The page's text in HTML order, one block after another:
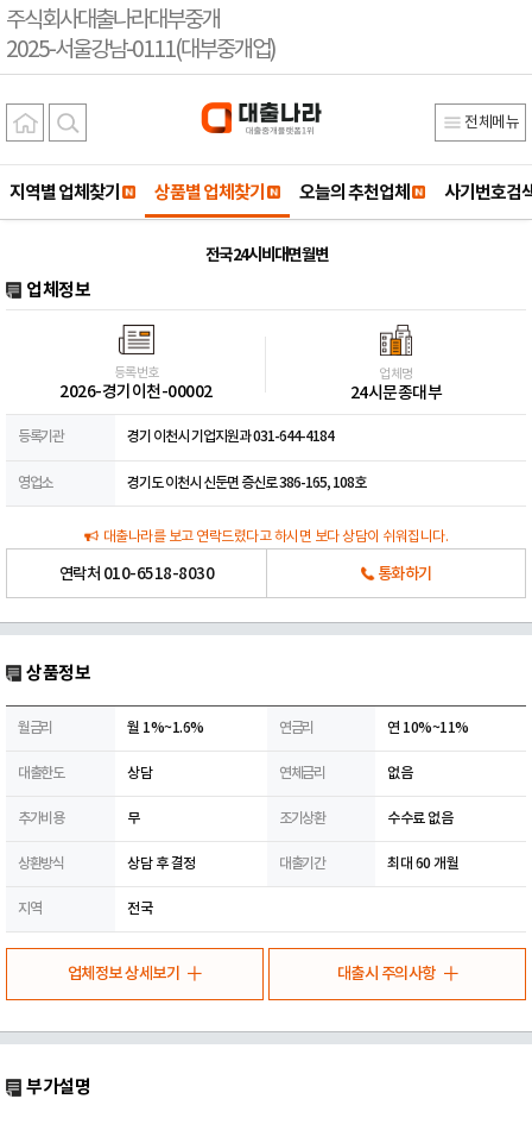
주식회사대출나라대부중개
2025-서울강남-0111(대부중개업)
전체메뉴
지역별 업체찾기 상품별 업체찾기 오늘의 추천업체 사기번호검
전국 24시 비대면 월변
업체정보
등록번호
2026-경기이천-00002
업체명
24시문종대부
등록기관 경기 이천시 기업지원과 031-644-4184
영업소 경기도 이천시 신둔면 증신로 386-165, 108호
대출나라를 보고 연락드렸다고 하시면 보다 상담이 쉬워집니다.
연락처 010-6518-8030 통화하기
상품정보
월금리 월 1%~1.6% 연금리 연 10%~11%
대출한도 상담 연체금리 없음
추가비용 무 조기상환 수수료 없음
상환방식 상담 후 결정 대출기간 최대 60 개월
지역 전국
업체정보 상세보기 대출시 주의사항
부가설명